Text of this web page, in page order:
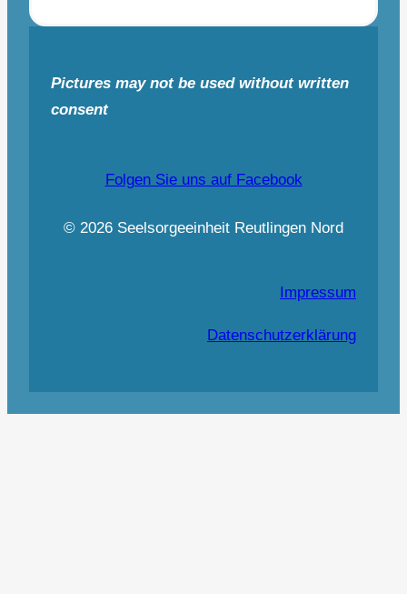
Pictures may not be used without written
consent
Folgen Sie uns auf Facebook
© 2026 Seelsorgeeinheit Reutlingen Nord
Impressum
Datenschutzerklärung